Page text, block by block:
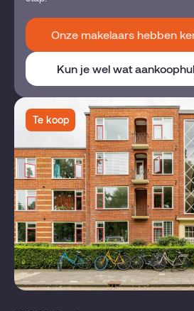
Onze makelaars hebben
Kun je wel wat
Te koop